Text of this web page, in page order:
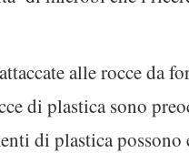
alle rocce da
di plastica sono
di plastica possono